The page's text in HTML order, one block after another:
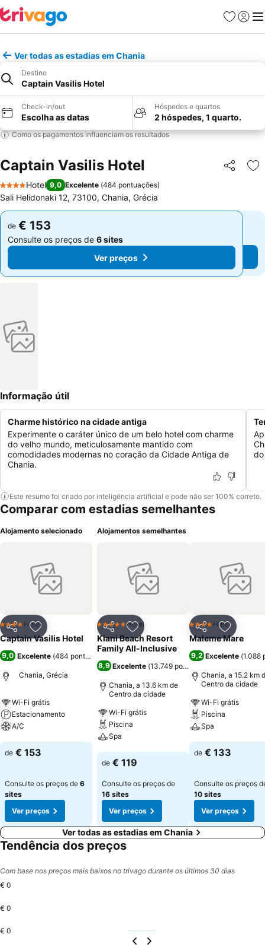
Favoritos
Iniciar
Ver todas as estadias em Chania
Destino
Captain Vasilis Hotel
Check-in/out
Escolha as datas
Hóspedes e quartos
2 hóspedes, 1 quarto.
Como os pagamentos influenciam os resultados
Captain Vasilis Hotel Partilhar
4 Estrelas
Hotel 9,0 Excelente (484 pontuações)
Sali Helidonaki 12, 73100, Chania, Grécia
de € 153
Consulte os preços de 6 sites
Ver preços
de € 153
Consulte os preços de 6 sites
Ver preços
Informação útil
Charme histórico na cidade antiga
Experimente o caráter único de um belo hotel com charme
do velho mundo, meticulosamente mantido com
comodidades modernas no coração da Cidade Antiga de
Chania.
Este resumo foi criado por inteligência artificial e pode não ser 100% correto.
Comparar com estadias semelhantes
Alojamento selecionado
PartilharAdicionar aos favoritos
4 EstrelasHotel
Captain Vasilis Hotel
9,0 Excelente (484 pontuações
Chania, Grécia
Wi-Fi grátis
Estacionamento
A/C
Ver preços
de € 153
Consulte os preços de 6
sites
Ver preços
Alojamentos semelhantes
PartilharAdicionar aos favoritos
5 EstrelasHotel
Kiani Beach Resort
Family All-Inclusive
8,9 Excelente (13.749 pontuações
Chania, a 13.6 km de
Centro da cidade
Wi-Fi grátis
Piscina
Spa
Ver preços
de € 119
Consulte os preços de
16 sites
Ver preços
Partilhar
4 EstrelasHotel
Maleme Mare
9,2 Excelente (1.088
Chania, a 15.2 km
Centro da cidade
Wi-Fi grátis
Piscina
Spa
Ver preços
de € 133
Consulte os preços
10 sites
Ver preços
Ver todas as estadias em Chania
Tendência dos preços
Com base nos preços mais baixos no trivago durante os últimos 30 dias
€ 0
€ 0
€ 0